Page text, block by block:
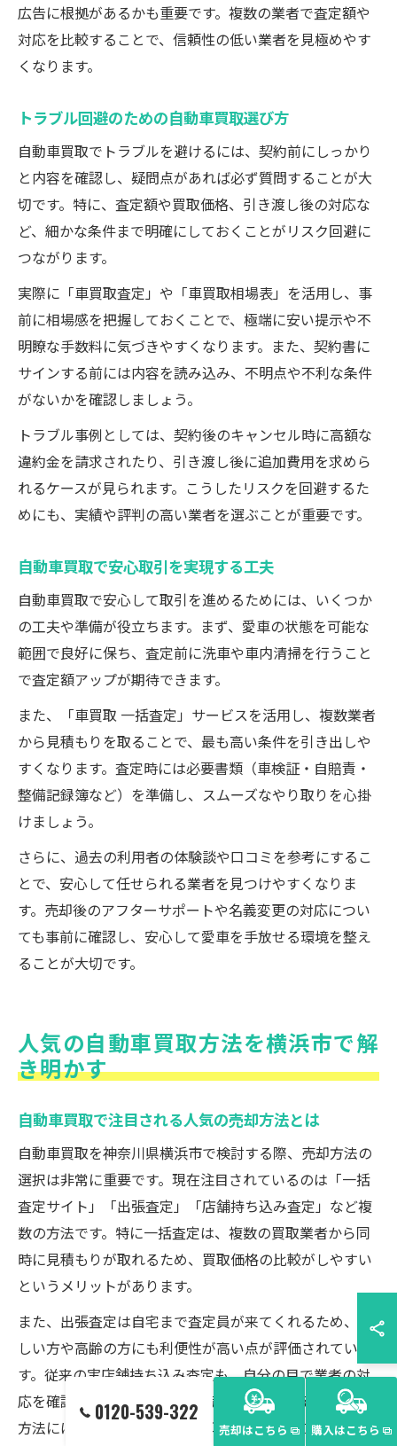
広告に根拠があるかも重要です。複数の業者で査定額や
対応を比較することで、信頼性の低い業者を見極めやす
くなります。
トラブル回避のための自動車買取選び方
自動車買取でトラブルを避けるには、契約前にしっかり
と内容を確認し、疑問点があれば必ず質問することが大
切です。特に、査定額や買取価格、引き渡し後の対応な
ど、細かな条件まで明確にしておくことがリスク回避に
つながります。
実際に「車買取査定」や「車買取相場表」を活用し、事
前に相場感を把握しておくことで、極端に安い提示や不
明瞭な手数料に気づきやすくなります。また、契約書に
サインする前には内容を読み込み、不明点や不利な条件
がないかを確認しましょう。
トラブル事例としては、契約後のキャンセル時に高額な
違約金を請求されたり、引き渡し後に追加費用を求めら
れるケースが見られます。こうしたリスクを回避するた
めにも、実績や評判の高い業者を選ぶことが重要です。
自動車買取で安心取引を実現する工夫
自動車買取で安心して取引を進めるためには、いくつか
の工夫や準備が役立ちます。まず、愛車の状態を可能な
範囲で良好に保ち、査定前に洗車や車内清掃を行うこと
で査定額アップが期待できます。
また、「車買取 一括査定」サービスを活用し、複数業者
から見積もりを取ることで、最も高い条件を引き出しや
すくなります。査定時には必要書類（車検証・自賠責・
整備記録簿など）を準備し、スムーズなやり取りを心掛
けましょう。
さらに、過去の利用者の体験談や口コミを参考にするこ
とで、安心して任せられる業者を見つけやすくなりま
す。売却後のアフターサポートや名義変更の対応につい
ても事前に確認し、安心して愛車を手放せる環境を整え
ることが大切です。
人気の自動車買取方法を横浜市で解
き明かす
自動車買取で注目される人気の売却方法とは
自動車買取を神奈川県横浜市で検討する際、売却方法の
選択は非常に重要です。現在注目されているのは「一括
査定サイト」「出張査定」「店舗持ち込み査定」など複
数の方法です。特に一括査定は、複数の買取業者から同
時に見積もりが取れるため、買取価格の比較がしやすい
というメリットがあります。
また、出張査定は自宅まで査定員が来てくれるため、忙
しい方や高齢の方にも利便性が高い点が評価されていま
す。従来の実店舗持ち込み査定も、自分の目で業者の対
応を確認したい方に根強い人気があります。それぞれの
方法には特徴があるため、売却の目的やライフスタイル
0120-539-322
売却はこちら 購入はこちら